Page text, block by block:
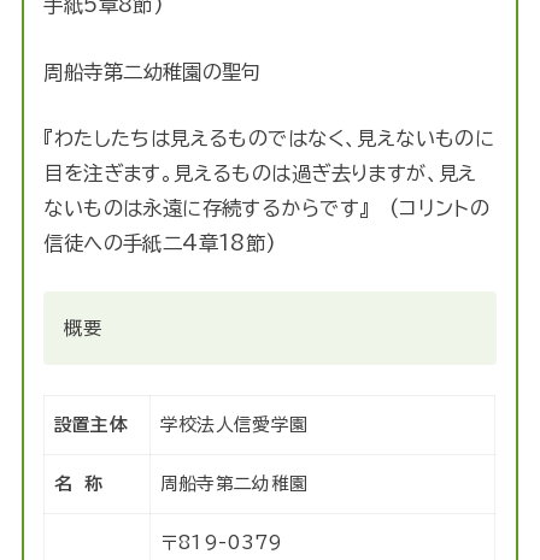
手紙5章8節)
周船寺第二幼稚園の聖句
『わたしたちは見えるものではなく、見えないものに
目を注ぎます。見えるものは過ぎ去りますが、見え
ないものは永遠に存続するからです』 (コリントの
信徒への手紙二4章18節)
概要
設置主体 学校法人信愛学園
名 称 周船寺第二幼稚園
〒819-0379